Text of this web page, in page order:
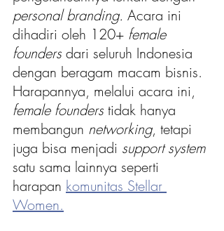
personal branding. Acara ini
dihadiri oleh 120+ female
founders dari seluruh Indonesia
dengan beragam macam bisnis.
Harapannya, melalui acara ini,
female founders tidak hanya
membangun networking, tetapi
juga bisa menjadi support system
satu sama lainnya seperti
harapan komunitas Stellar
Women.